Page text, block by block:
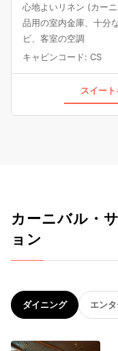
心地よいリネン (カー
品用の室内金庫、十分
ビ、客室の空調
キャビンコード: CS
スイー
カーニバル・
ョン
ダイニング エン